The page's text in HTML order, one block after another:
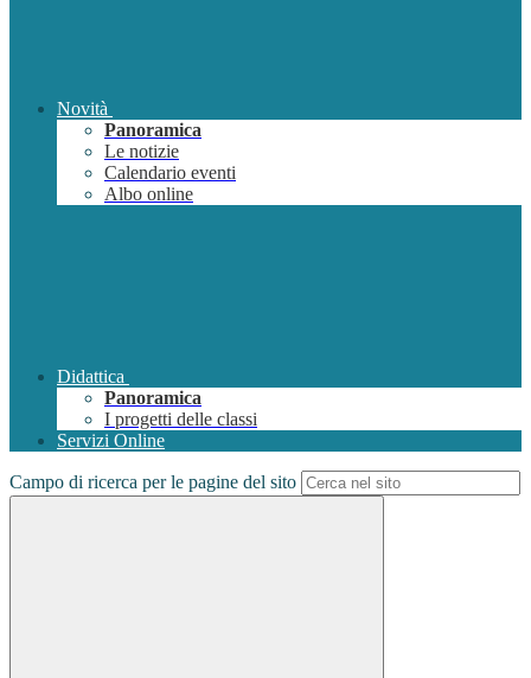
Novità
Panoramica
Le notizie
Calendario eventi
Albo online
Didattica
Panoramica
I progetti delle classi
Servizi Online
Campo di ricerca per le pagine del sito